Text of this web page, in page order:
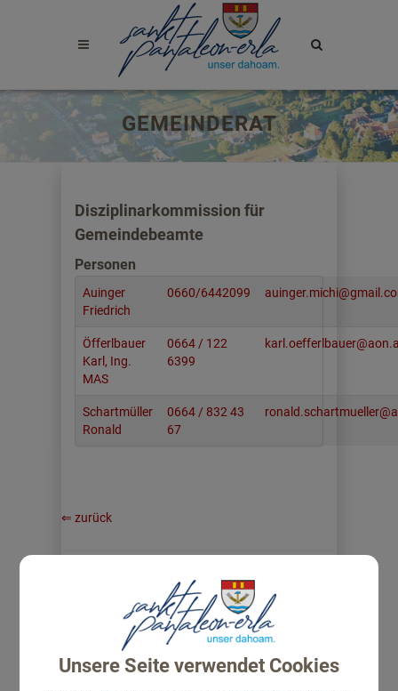
Site
GEMEINDERAT
Disziplinarkommission für
Gemeindebeamte
Personen
Auinger
Friedrich
0660/6442099
Öfferlbauer
Karl, Ing.
MAS
0664 / 122
6399
Schartmüller
Ronald
0664 / 832 43
67
⇐ zurück
GEMEINDE
Unsere Seite verwendet Cookies